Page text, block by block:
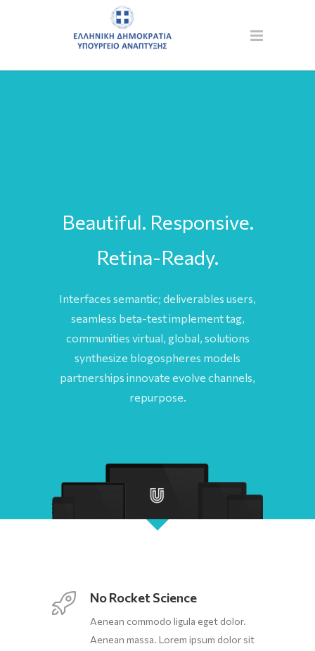
Beautiful. Responsive.
Retina-Ready.
Interfaces semantic; deliverables users,
seamless beta-test implement tag,
communities virtual, global, solutions
synthesize blogospheres models
partnerships innovate evolve channels,
repurpose.
No Rocket Science
Aenean commodo ligula eget dolor.
Aenean massa. Lorem ipsum dolor sit